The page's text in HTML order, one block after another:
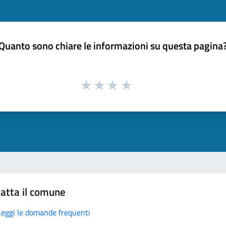
sono chiare le informazioni su questa
il comune
le domande frequenti